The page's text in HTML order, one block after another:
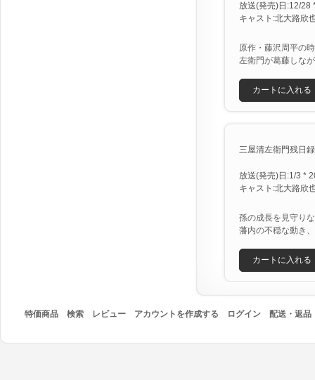
放送(発売)日:12/28
キャスト:北大路欣
原作・藤沢周平の
左衛門が葛藤しな
カートに入れる
三屋清左衛門残日
放送(発売)日:1/3 *
キャスト:北大路欣
孫の成長を見守り
藩内の不穏な動き
カートに入れる
特価商品 検索 レビュー アカウントを作成する ログイン 配送・返品